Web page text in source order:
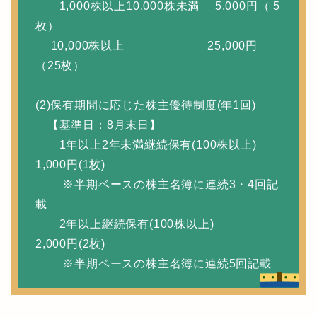
1,000株以上10,000株未満 5,000円（ 5
枚）
10,000株以上 25,000円
（25枚）
(2)保有期間に応じた株主優待制度(年1回)
【基準日：8月末日】
1年以上2年未満継続保有(100株以上)
1,000円(1枚)
※半期ベースの株主名簿に連続3・4回記
載
2年以上継続保有(100株以上)
2,000円(2枚)
※半期ベースの株主名簿に連続5回記載